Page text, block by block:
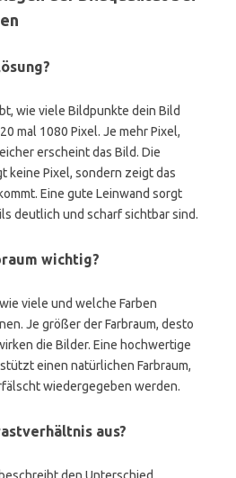
wie viele Bildpunkte dein Bild
mal 1080 Pixel. Je mehr Pixel,
erscheint das Bild. Die
keine Pixel, sondern zeigt das
Eine gute Leinwand sorgt
deutlich und scharf sichtbar sind.
wichtig?
viele und welche Farben
Je größer der Farbraum, desto
die Bilder. Eine hochwertige
einen natürlichen Farbraum,
wiedergegeben werden.
aus?